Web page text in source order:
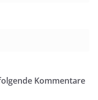
Kommentare